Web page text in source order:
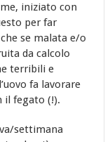
iniziato con
per far
se malata e/o
da calcolo
terribili e
fa lavorare
il fegato (!).
settimana